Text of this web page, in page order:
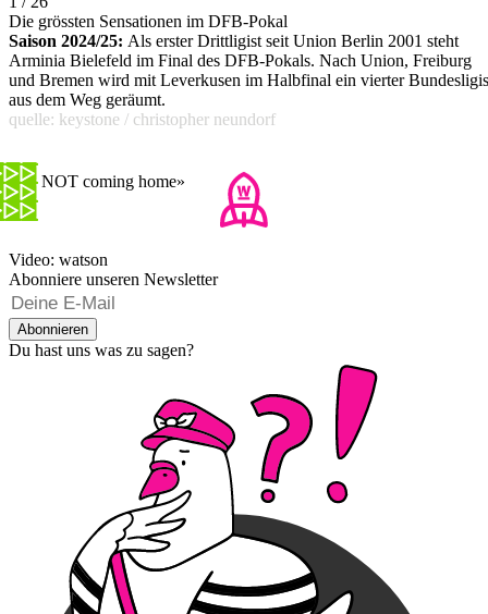
Die grössten Sensationen im DFB-Pokal
Saison 2024/25: Als erster Drittligist seit Union Berlin 2001 steht
Arminia Bielefeld im Final des DFB-Pokals. Nach Union, Freiburg
und Bremen wird mit Leverkusen im Halbfinal ein vierter
aus dem Weg geräumt.
quelle: keystone / christopher neundorf
«It's NOT coming home»
Video: watson
Abonniere unseren Newsletter
Abonnieren
Du hast uns was zu sagen?